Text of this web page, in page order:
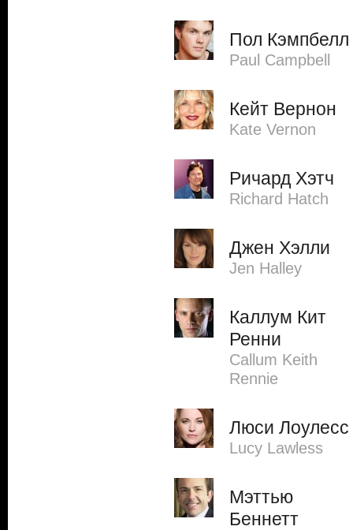
Пол Кэмпбелл
Paul Campbell
Кейт Вернон
Kate Vernon
Ричард Хэтч
Richard Hatch
Джен Хэлли
Jen Halley
Каллум Кит
Ренни
Callum Keith
Rennie
Люси Лоулесс
Lucy Lawless
Мэттью
Беннетт